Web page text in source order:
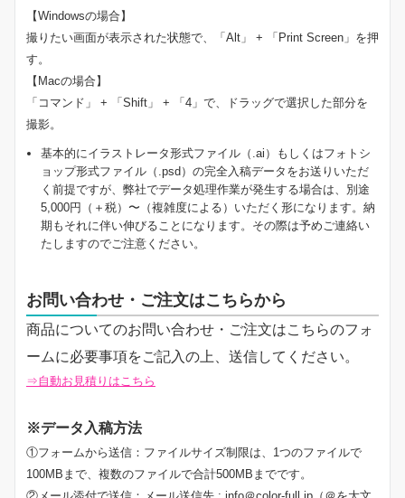
【Windowsの場合】
撮りたい画面が表示された状態で、「Alt」 + 「Print Screen」を押
す。
【Macの場合】
「コマンド」 + 「Shift」 + 「4」で、ドラッグで選択した部分を
撮影。
基本的にイラストレータ形式ファイル（.ai）もしくはフォトシ
ョップ形式ファイル（.psd）の完全入稿データをお送りいただ
く前提ですが、弊社でデータ処理作業が発生する場合は、別途
5,000円（＋税）〜（複雑度による）いただく形になります。納
期もそれに伴い伸びることになります。その際は予めご連絡い
たしますのでご注意ください。
お問い合わせ・ご注文はこちらから
商品についてのお問い合わせ・ご注文はこちらのフォ
ームに必要事項をご記入の上、送信してください。
⇒自動お見積りはこちら
※データ入稿方法
①フォームから送信：ファイルサイズ制限は、1つのファイルで
100MBまで、複数のファイルで合計500MBまでです。